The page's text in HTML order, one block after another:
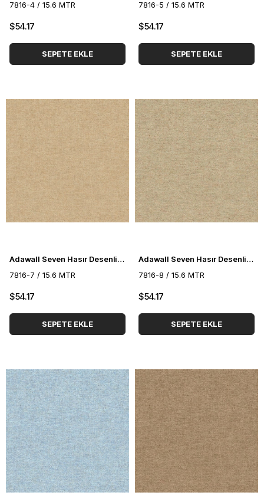
7816-4 / 15.6 MTR
$54.17
SEPETE EKLE
7816-5 / 15.6 MTR
$54.17
SEPETE EKLE
Adawall Seven Hasır Desenli Duvar Kağıdı 7816-7
7816-7 / 15.6 MTR
$54.17
SEPETE EKLE
Adawall Seven Hasır Desenli Duvar Kağıdı 7816-8
7816-8 / 15.6 MTR
$54.17
SEPETE EKLE